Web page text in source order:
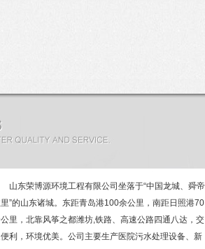
山东荣博源环境工程有限公司坐落于“中国龙城、舜帝
”的山东诸城。东距青岛港100余公里，南距日照港70
里，北靠风筝之都潍坊,铁路、高速公路四通八达，交
利，环境优美。公司主要生产医院污水处理设备、新